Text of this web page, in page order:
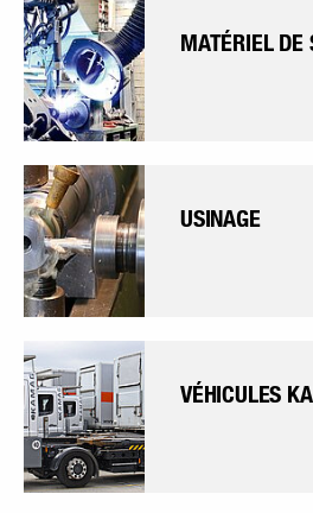
MATÉRIEL DE
USINAGE
VÉHICULES